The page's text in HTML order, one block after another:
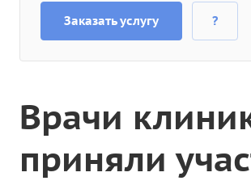
Заказать услугу ?
Врачи
приняли